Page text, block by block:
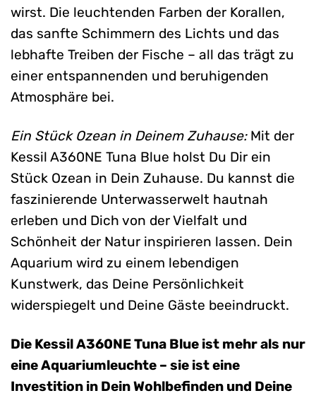
wirst. Die leuchtenden Farben der Korallen,
das sanfte Schimmern des Lichts und das
lebhafte Treiben der Fische – all das trägt zu
einer entspannenden und beruhigenden
Atmosphäre bei.
Ein Stück Ozean in Deinem Zuhause:Mit der
Kessil A360NE Tuna Blue holst Du Dir ein
Stück Ozean in Dein Zuhause. Du kannst die
faszinierende Unterwasserwelt hautnah
erleben und Dich von der Vielfalt und
Schönheit der Natur inspirieren lassen. Dein
Aquarium wird zu einem lebendigen
Kunstwerk, das Deine Persönlichkeit
widerspiegelt und Deine Gäste beeindruckt.
Die Kessil A360NE Tuna Blue ist mehr als nur
eine Aquariumleuchte – sie ist eine
Investition in Dein Wohlbefinden und Deine